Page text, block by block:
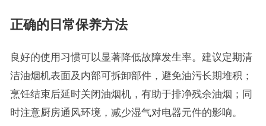
正确的日常保养方法
良好的使用习惯可以显著降低故障发生率。建议定期清
洁油烟机表面及内部可拆卸部件，避免油污长期堆积；
烹饪结束后延时关闭油烟机，有助于排净残余油烟；同
时注意厨房通风环境，减少湿气对电器元件的影响。